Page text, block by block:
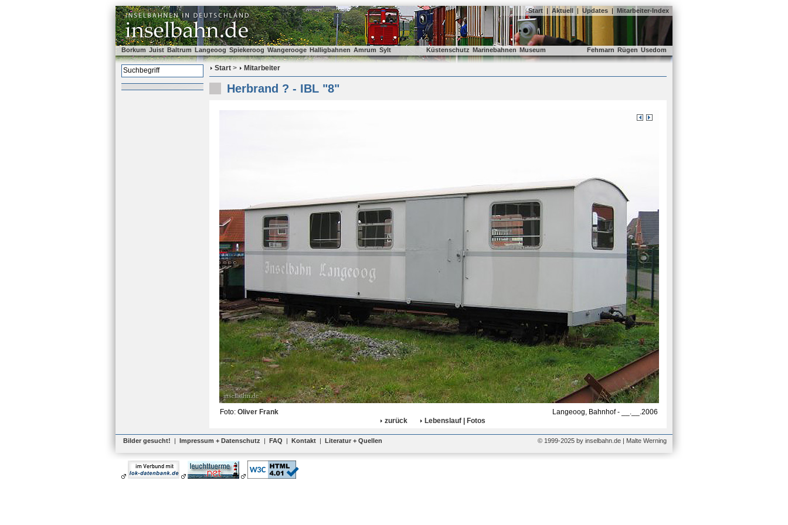
Start | Aktuell | Updates | Mitarbeiter-Index
Borkum Juist Baltrum Langeoog Spiekeroog Wangerooge Halligbahnen Amrum Sylt Küstenschutz Marinebahnen Museum Fehmarn Rügen Usedom
Start > Mitarbeiter
Herbrand ? - IBL "8"
Foto: Oliver Frank
Langeoog, Bahnhof - __.__.2006
zurück
Lebenslauf | Fotos
Bilder gesucht! | Impressum + Datenschutz | FAQ | Kontakt | Literatur + Quellen © 1999-2025 by inselbahn.de | Malte Werning